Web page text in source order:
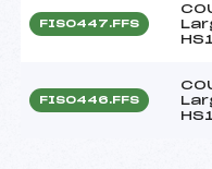
FIS0447.FFS
FIS0446.FFS